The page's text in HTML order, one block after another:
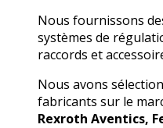
Nous fournissons
systèmes de
raccords et
Nous avons
fabricants sur le
Rexroth Aventics,